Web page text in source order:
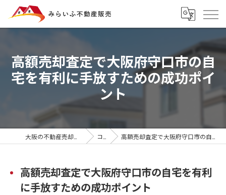
高額売却査定で大阪府守口市の自
宅を有利に手放すための成功ポイ
ント
コラム 高額売却査定で大阪府守口市の自宅を有利に手放すための成功ポイント
高額売却査定で大阪府守口市の自宅を有利
に手放すための成功ポイント